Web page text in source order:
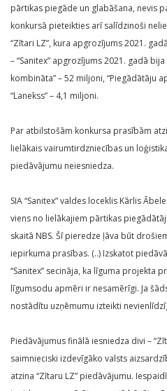
pārtikas piegāde un glabāšana, nevis
konkursā pieteikties arī salīdzinoši
“Zītari LZ”, kura apgrozījums 2021.
– “Sanitex” apgrozījums 2021. gadā
kombināta” – 52 miljoni, “Piegādātāju
“Lanekss” – 4,1 miljoni.
Par atbilstošām konkursa prasībām
lielākais vairumtirdzniecības un
piedāvājumu neiesniedza.
SIA “Sanitex” valdes loceklis Kārlis
viens no lielākajiem pārtikas
skaitā NBS. Šī pieredze ļāva būt
iepirkuma prasības. (..) Izskatot
“Sanitex” secināja, ka līguma projekta
līgumsodu apmēri ir nesamērīgi. Ja
nostādītu uzņēmumu izteikti
Piedāvājumus finālā iesniedza divi –
saimnieciski izdevīgāko valsts
atzina “Zītaru LZ” piedāvājumu.